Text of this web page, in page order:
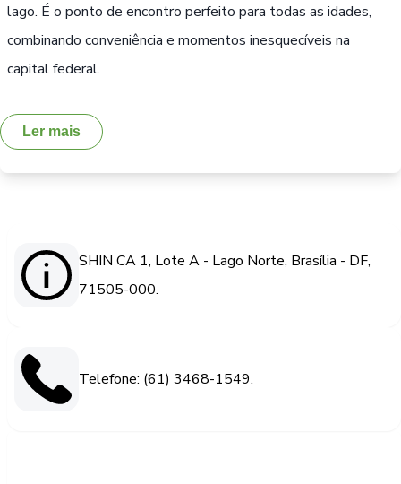
lago. É o ponto de encontro perfeito para todas as idades,
combinando conveniência e momentos inesquecíveis na
capital federal.
Ler mais
SHIN CA 1, Lote A - Lago Norte, Brasília - DF,
71505-000.
Telefone: (61) 3468-1549.